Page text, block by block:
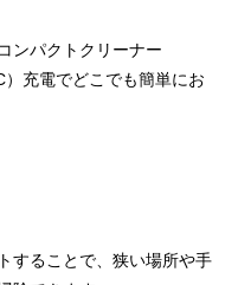
ンパクトクリーナー
充電でどこでも簡単にお
することで、狭い場所や手